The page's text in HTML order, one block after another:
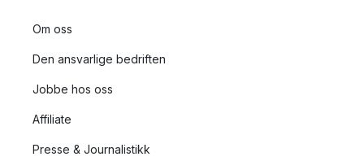
Om oss
Den ansvarlige bedriften
Jobbe hos oss
Affiliate
Presse & Journalistikk